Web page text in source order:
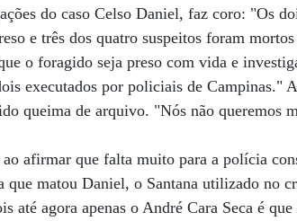
do caso Celso Daniel, faz coro: "Os
e três dos quatro suspeitos foram
o foragido seja preso com vida e
executados por policiais de Campinas."
queima de arquivo. "Nós não queremos
afirmar que falta muito para a polícia
matou Daniel, o Santana utilizado no
até agora apenas o André Cara Seca é que